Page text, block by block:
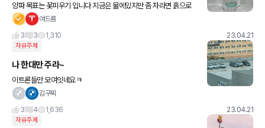
양파 목표는 꽃피우기 입니다 지금은 물에있지만 좀 자라면 흙으로
여드름
3
3 1,310 23.04.21
자유주제
나 한대만 주라~
이트론들만 모여잇네요ㅋ
김구찌
3
4 1,636 23.04.21
자유주제